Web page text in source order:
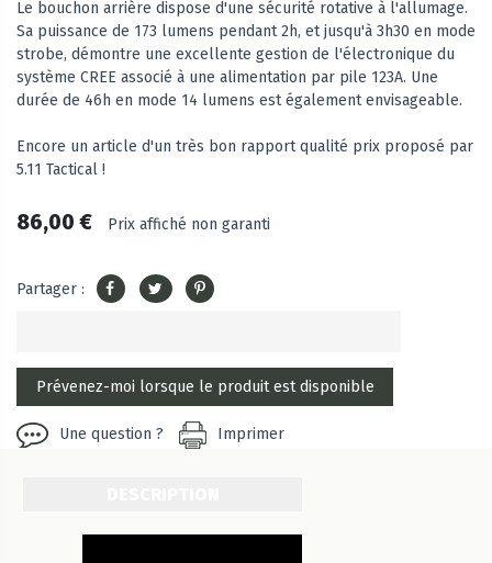
Le bouchon arrière dispose d'une sécurité rotative à l'allumage.
Sa puissance de 173 lumens pendant 2h, et jusqu'à 3h30 en mode
strobe, démontre une excellente gestion de l'électronique du
système CREE associé à une alimentation par pile 123A. Une
durée de 46h en mode 14 lumens est également envisageable.
Encore un article d'un très bon rapport qualité prix proposé par
5.11 Tactical !
86,00 € Prix affiché non garanti
Partager :
Une question ? Imprimer